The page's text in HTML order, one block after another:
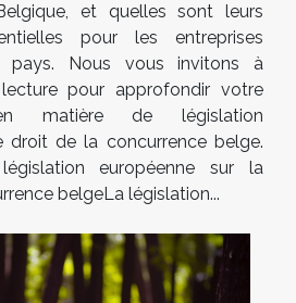
et quelles sont leurs
pour les entreprises
pays. Nous vous invitons à
pour approfondir votre
matière de législation
droit de la concurrence belge.
européenne sur la
belgeLa législation...